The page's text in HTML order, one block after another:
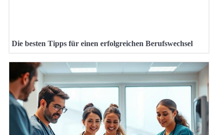
Die besten Tipps für einen erfolgreichen Berufswechsel